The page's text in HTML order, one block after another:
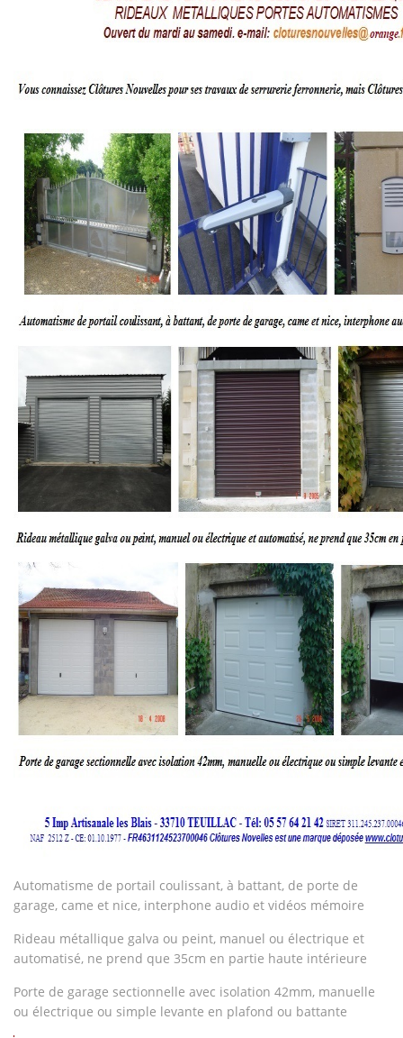
Automatisme de portail coulissant, à battant, de porte de
garage, came et nice, interphone audio et vidéos mémoire
Rideau métallique galva ou peint, manuel ou électrique et
automatisé, ne prend que 35cm en partie haute intérieure
Porte de garage sectionnelle avec isolation 42mm, manuelle
ou électrique ou simple levante en plafond ou battante